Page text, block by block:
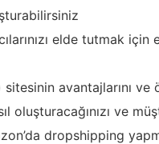
elde tutmak için
sitesinin avantajlarını ve
oluşturacağınızı ve
dropshipping